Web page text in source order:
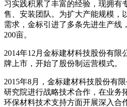
习实践积累了丰富的经验，现拥有
售、安装团队。为扩大产能规模，
需求，金标引进了多条先进生产线
200亩。
2014年12月金标建材科技股份有限
牌上市，开始了股份制运营模式。
2015年8月，金标建材科技股份有
研究院进行战略技术合作，在业务
环保材料技术支持方面开展深入合